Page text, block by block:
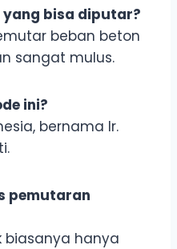
yang bisa diputar?
beban beton
sangat mulus.
ini?
bernama Ir.
pemutaran
biasanya hanya